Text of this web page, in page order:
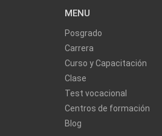
MENU
Posgrado
Carrera
Curso y Capacitación
Clase
Test vocacional
Centros de formación
Blog